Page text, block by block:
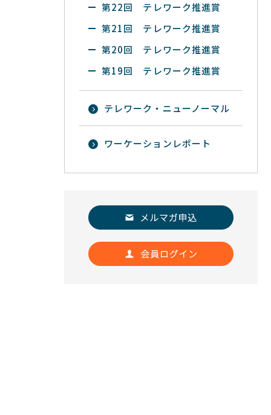
第22回 テレワーク推進賞
第21回 テレワーク推進賞
第20回 テレワーク推進賞
第19回 テレワーク推進賞
テレワーク・ニューノーマル
ワーケーションレポート